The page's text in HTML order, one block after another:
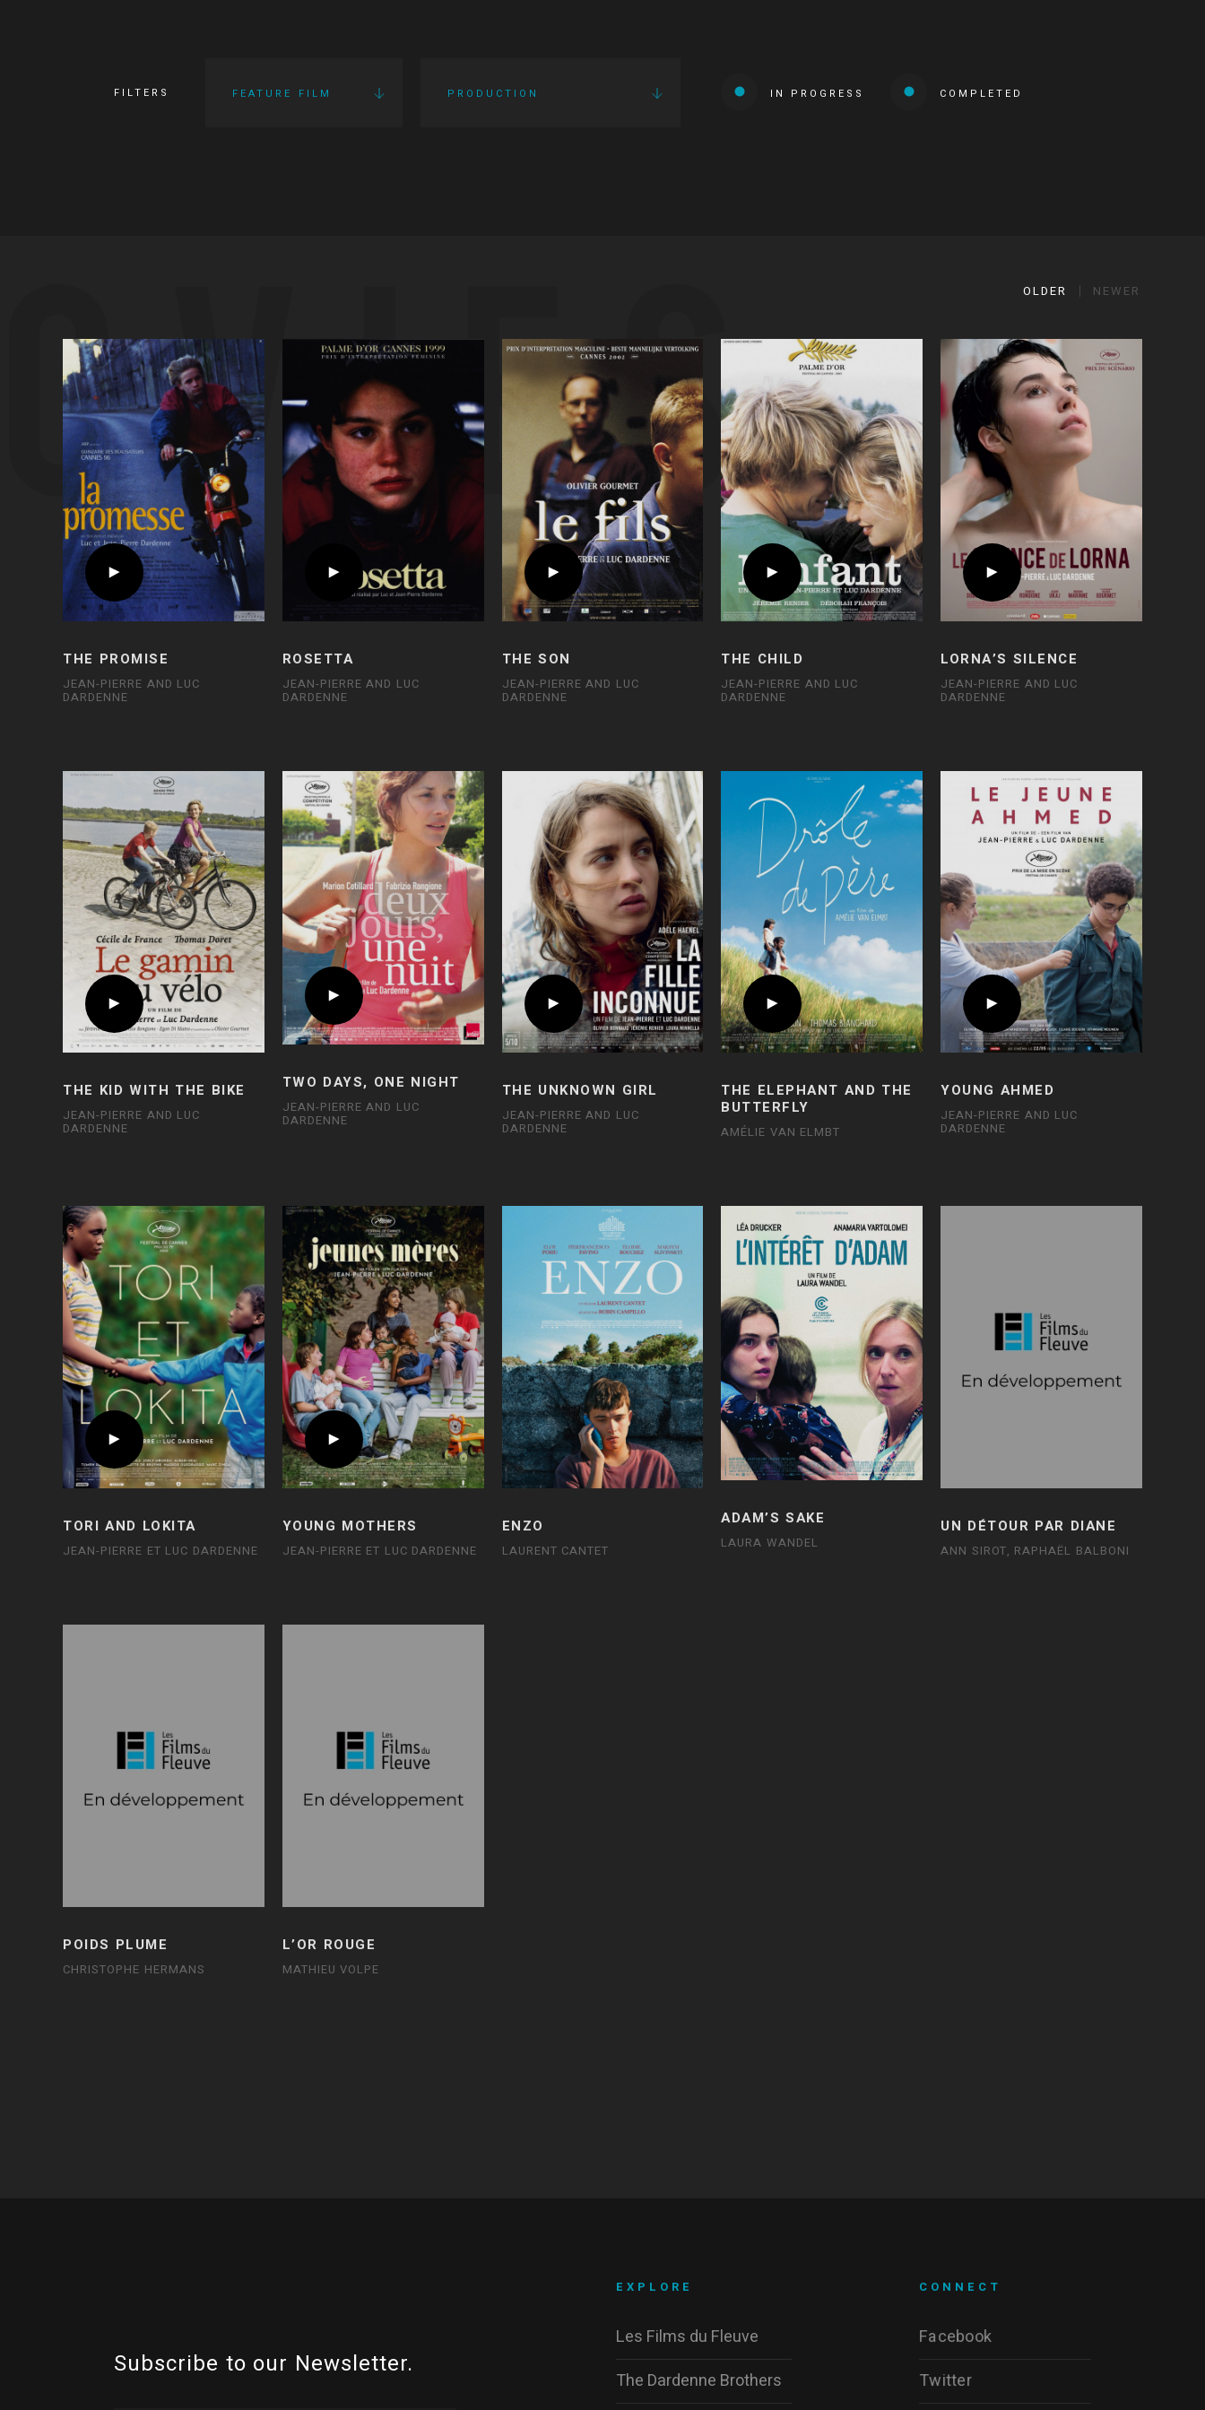
FILTERS FEATURE FILM PRODUCTION IN PROGRESS COMPLETED
OLDER NEWER
THE PROMISE
JEAN-PIERRE AND LUC
DARDENNE
ROSETTA
JEAN-PIERRE AND LUC
DARDENNE
THE SON
JEAN-PIERRE AND LUC
DARDENNE
THE CHILD
JEAN-PIERRE AND LUC
DARDENNE
LORNA’S SILENCE
JEAN-PIERRE AND LUC
DARDENNE
THE KID WITH THE BIKE
JEAN-PIERRE AND LUC
DARDENNE
TWO DAYS, ONE NIGHT
JEAN-PIERRE AND LUC
DARDENNE
THE UNKNOWN GIRL
JEAN-PIERRE AND LUC
DARDENNE
THE ELEPHANT AND THE
BUTTERFLY
AMÉLIE VAN ELMBT
YOUNG AHMED
JEAN-PIERRE AND LUC
DARDENNE
TORI AND LOKITA
JEAN-PIERRE ET LUC DARDENNE
YOUNG MOTHERS
JEAN-PIERRE ET LUC DARDENNE
ENZO
LAURENT CANTET
ADAM’S SAKE
LAURA WANDEL
UN DÉTOUR PAR DIANE
ANN SIROT, RAPHAËL BALBONI
POIDS PLUME
CHRISTOPHE HERMANS
L’OR ROUGE
MATHIEU VOLPE
Subscribe to our Newsletter.
CONNECT
Facebook
Twitter
EXPLORE
Les Films du Fleuve
The Dardenne Brothers